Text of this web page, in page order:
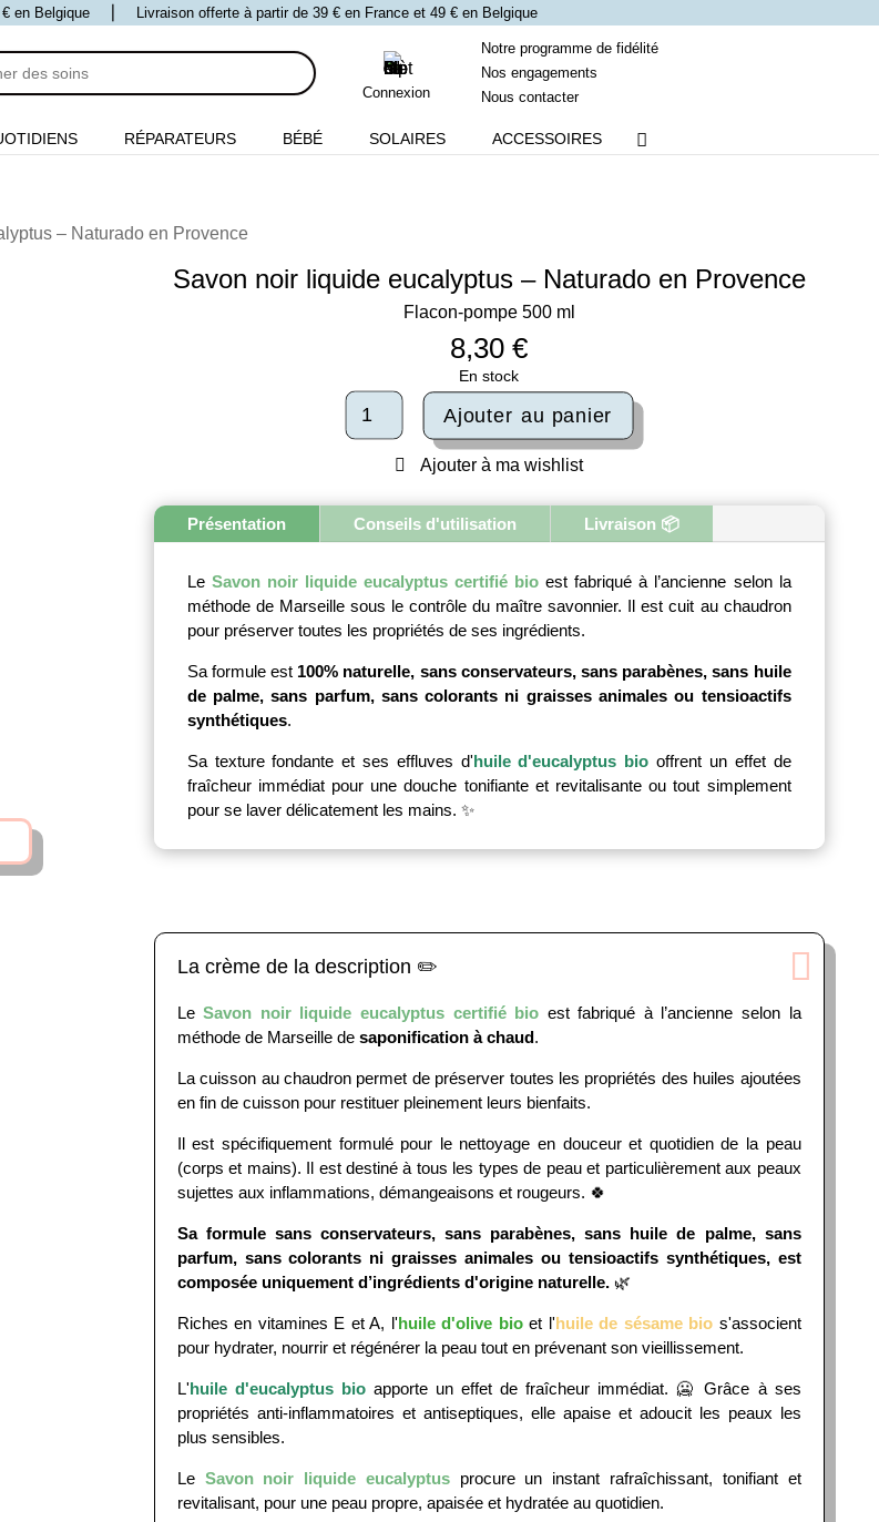
€ en Belgique ⎪ Livraison offerte à partir de 39 € en France et 49 € en Belgique
Connexion
Notre programme de fidélité
Nos engagements
Nous contacter
RÉPARATEURS BÉBÉ SOLAIRES ACCESSOIRES
– Naturado en Provence
Savon noir liquide eucalyptus – Naturado en Provence
Flacon-pompe 500 ml
8,30€
En stock
quantité
Savon
eucalyptus
en
Provence
Ajouter au panier
Ajouter à ma wishlist
Présentation Conseils d'utilisation Livraison 📦
Le Savon noir liquide eucalyptus certifié bioest fabriqué à l’ancienne selon la
méthode de Marseille sous le contrôle du maître savonnier. Il est cuit au chaudron
pour préserver toutes les propriétés de ses ingrédients.
Sa formule est 100% naturelle, sans conservateurs, sans parabènes, sans huile
de palme, sans parfum, sans colorants ni graisses animales ou tensioactifs
synthétiques.
Sa texture fondante et ses effluves d'huile d'eucalyptus bio offrent un effet de
fraîcheur immédiat pour une douche tonifiante et revitalisante ou tout simplement
pour se laver délicatement les mains. ✨
La crème de la description ✏️
LeSavon noir liquide eucalyptus certifié bio est fabriqué à l’ancienne selon la
méthode de Marseille de saponification à chaud.
La cuisson au chaudron permet de préserver toutes les propriétés des huiles ajoutées
en fin de cuisson pour restituer pleinement leurs bienfaits.
Il est spécifiquement formulé pour le nettoyage en douceur et quotidien de la peau
(corps et mains). Il est destiné à tous les types de peau et particulièrement aux peaux
sujettes aux inflammations, démangeaisons et rougeurs. 🍀
Sa formule sans conservateurs, sans parabènes, sans huile de palme, sans
parfum, sans colorants ni graisses animales ou tensioactifs synthétiques, est
composée uniquement d’ingrédients d'origine naturelle.🌿
Riches en vitamines E et A, l'huile d'olive bioet l'huile de sésame bio s'associent
pour hydrater, nourrir et régénérer la peau tout en prévenant son vieillissement.
L'huile d'eucalyptus bioapporte un effet de fraîcheur immédiat. 🥶 Grâce à ses
propriétés anti-inflammatoires et antiseptiques, elle apaise et adoucit les peaux les
plus sensibles.
Le Savon noir liquide eucalyptusprocure un instant rafraîchissant, tonifiant et
revitalisant, pour une peau propre, apaisée et hydratée au quotidien.